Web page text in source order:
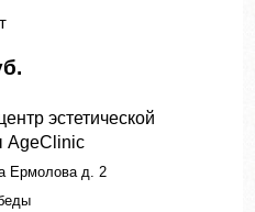
эстетической
AgeClinic
Ермолова д. 2